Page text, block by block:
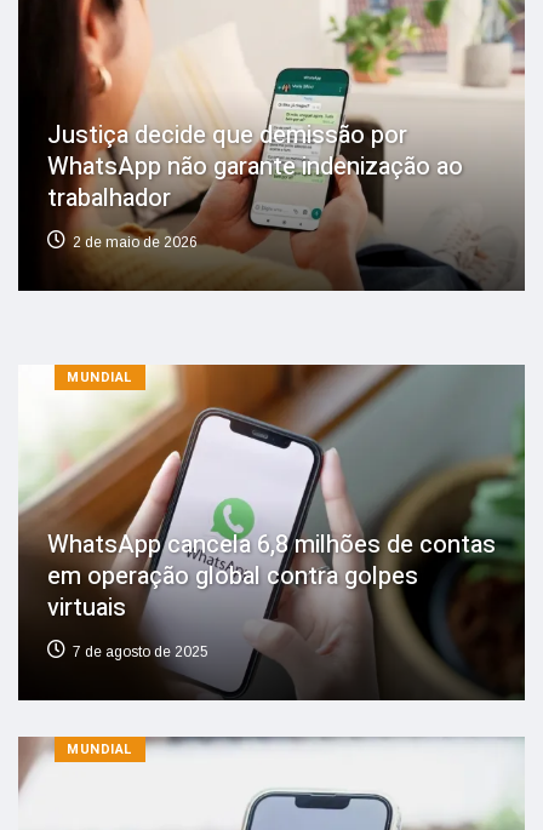
Justiça decide que demissão por
WhatsApp não garante indenização ao
trabalhador
2 de maio de 2026
MUNDIAL
WhatsApp cancela 6,8 milhões de contas
em operação global contra golpes
virtuais
7 de agosto de 2025
MUNDIAL